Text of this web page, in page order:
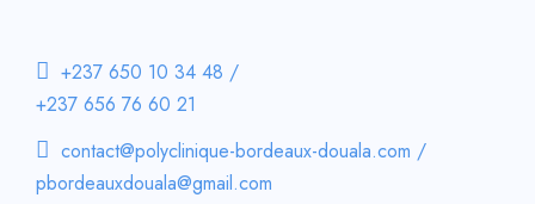
+237 650 10 34 48 /
+237 656 76 60 21
contact@polyclinique-bordeaux-douala.com /
pbordeauxdouala@gmail.com